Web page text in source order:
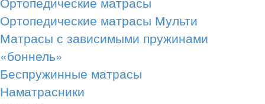
Ортопедические матрасы Мульти
Матрасы с зависимыми пружинами
«боннель»
Беспружинные матрасы
Наматрасники